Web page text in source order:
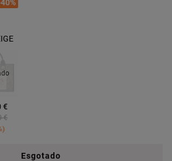
€
from
€to
Esgotado